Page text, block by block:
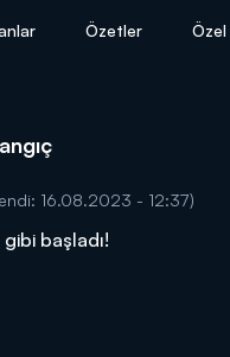
Özetler
16.08.2023 - 12:37)
başladı!